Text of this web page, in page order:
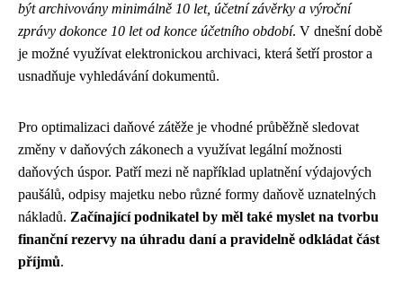
být archivovány minimálně 10 let, účetní závěrky a výroční
zprávy dokonce 10 let od konce účetního období. V dnešní době
je možné využívat elektronickou archivaci, která šetří prostor a
usnadňuje vyhledávání dokumentů.
Pro optimalizaci daňové zátěže je vhodné průběžně sledovat
změny v daňových zákonech a využívat legální možnosti
daňových úspor. Patří mezi ně například uplatnění výdajových
paušálů, odpisy majetku nebo různé formy daňově uznatelných
nákladů. Začínající podnikatel by měl také myslet na tvorbu
finanční rezervy na úhradu daní a pravidelně odkládat část
příjmů.